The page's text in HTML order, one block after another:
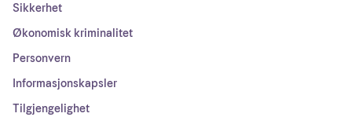
Sikkerhet
Økonomisk kriminalitet
Personvern
Informasjonskapsler
Tilgjengelighet